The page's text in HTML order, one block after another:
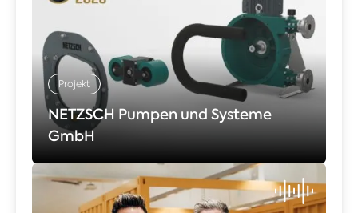
Projekt
NETZSCH Pumpen und Systeme
GmbH